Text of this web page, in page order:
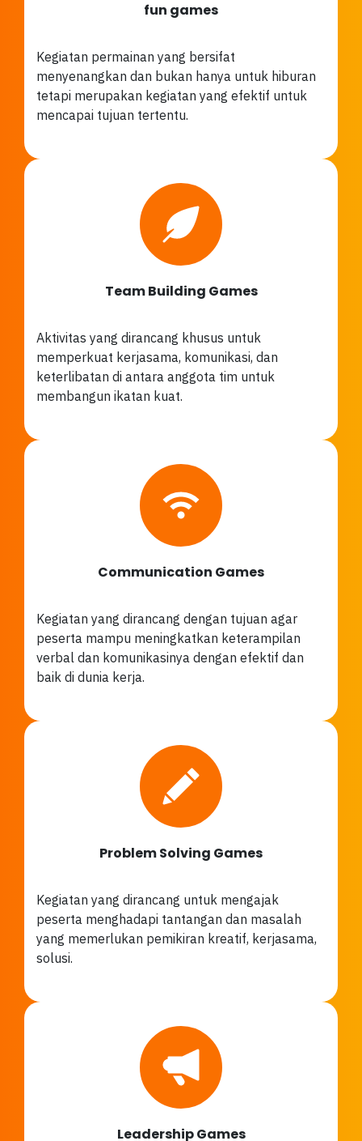
fun games
Kegiatan permainan yang bersifat
menyenangkan dan bukan hanya untuk hiburan
tetapi merupakan kegiatan yang efektif untuk
mencapai tujuan tertentu.
Team Building Games
Aktivitas yang dirancang khusus untuk
memperkuat kerjasama, komunikasi, dan
keterlibatan di antara anggota tim untuk
membangun ikatan kuat.
Communication Games
Kegiatan yang dirancang dengan tujuan agar
peserta mampu meningkatkan keterampilan
verbal dan komunikasinya dengan efektif dan
baik di dunia kerja.
Problem Solving Games
Kegiatan yang dirancang untuk mengajak
peserta menghadapi tantangan dan masalah
yang memerlukan pemikiran kreatif, kerjasama,
solusi.
Leadership Games